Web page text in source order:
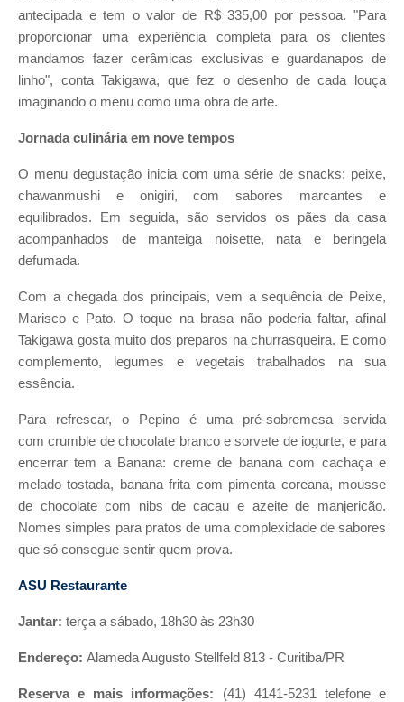
antecipada e tem o valor de R$ 335,00 por pessoa. "Para
proporcionar uma experiência completa para os clientes
mandamos fazer cerâmicas exclusivas e guardanapos de
linho", conta Takigawa, que fez o desenho de cada louça
imaginando o menu como uma obra de arte.
Jornada culinária em nove tempos
O menu degustação inicia com uma série de snacks: peixe,
chawanmushi e onigiri, com sabores marcantes e
equilibrados. Em seguida, são servidos os pães da casa
acompanhados de manteiga noisette, nata e beringela
defumada.
Com a chegada dos principais, vem a sequência de Peixe,
Marisco e Pato. O toque na brasa não poderia faltar, afinal
Takigawa gosta muito dos preparos na churrasqueira. E como
complemento, legumes e vegetais trabalhados na sua
essência.
Para refrescar, o Pepino é uma pré-sobremesa servida
com crumble de chocolate branco e sorvete de iogurte, e para
encerrar tem a Banana: creme de banana com cachaça e
melado tostada, banana frita com pimenta coreana, mousse
de chocolate com nibs de cacau e azeite de manjericão.
Nomes simples para pratos de uma complexidade de sabores
que só consegue sentir quem prova.
ASU Restaurante
Jantar: terça a sábado, 18h30 às 23h30
Endereço: Alameda Augusto Stellfeld 813 - Curitiba/PR
Reserva e mais informações: (41) 4141-5231 telefone e